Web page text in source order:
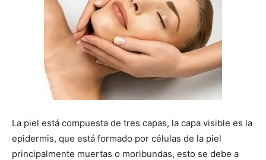
La piel está compuesta de tres capas, la capa visible es la
epidermis, que está formado por células de la piel
principalmente muertas o moribundas, esto se debe a